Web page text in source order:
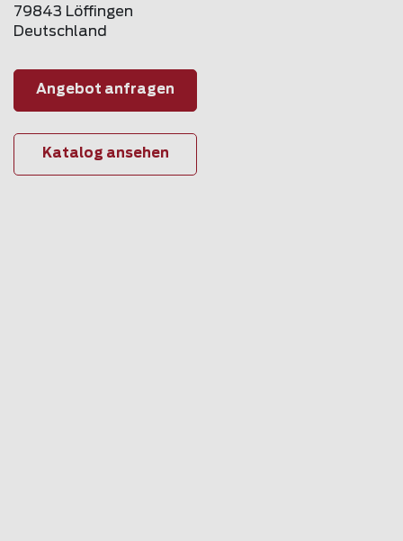
79843 Löffingen
Deutschland
Angebot anfragen
Katalog ansehen